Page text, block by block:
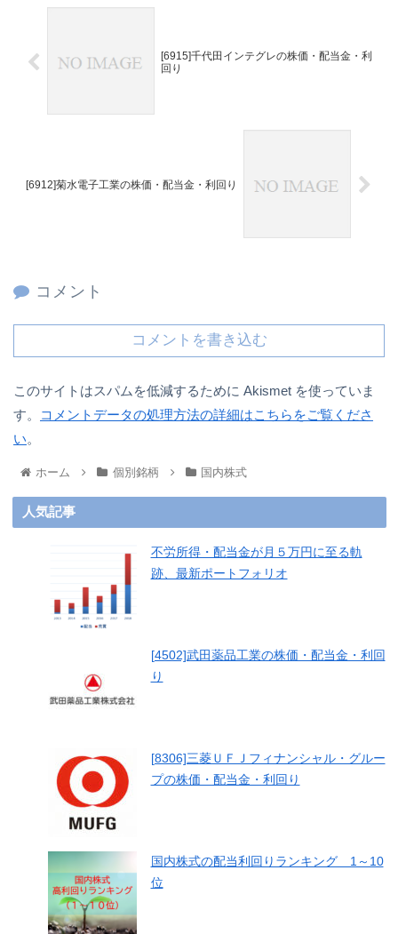
[6915]千代田インテグレの株価・配当金・利
回り
[6912]菊水電子工業の株価・配当金・利回り
コメント
コメントを書き込む
このサイトはスパムを低減するために Akismet を使っていま
す。
コメントデータの処理方法の詳細はこちらをご覧くださ
い。
ホーム 個別銘柄 国内株式
人気記事
不労所得・配当金が月５万円に至る軌
跡、最新ポートフォリオ
[4502]武田薬品工業の株価・配当金・利回
り
[8306]三菱ＵＦＪフィナンシャル・グルー
プの株価・配当金・利回り
国内株式の配当利回りランキング 1～10
位